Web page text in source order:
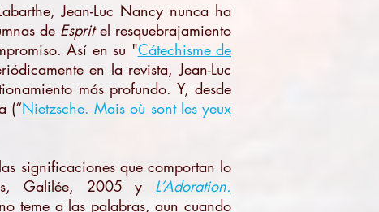
Jean-Luc Nancy nunca ha
de Espritel resquebrajamiento
Así en su "Cátechisme de
en la revista, Jean-Luc
más profundo. Y, desde
(“Nietzsche. Mais où sont les yeux
significaciones que comportan lo
Galilée, 2005 y L’Adoration.
teme a las palabras, aun cuando